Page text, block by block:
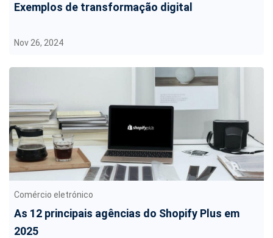
Exemplos de transformação digital
Nov 26, 2024
Comércio eletrónico
As 12 principais agências do Shopify Plus em
2025